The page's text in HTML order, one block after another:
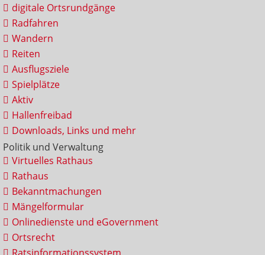
digitale Ortsrundgänge
Radfahren
Wandern
Reiten
Ausflugsziele
Spielplätze
Aktiv
Hallenfreibad
Downloads, Links und mehr
Politik und Verwaltung
Virtuelles Rathaus
Rathaus
Bekanntmachungen
Mängelformular
Onlinedienste und eGovernment
Ortsrecht